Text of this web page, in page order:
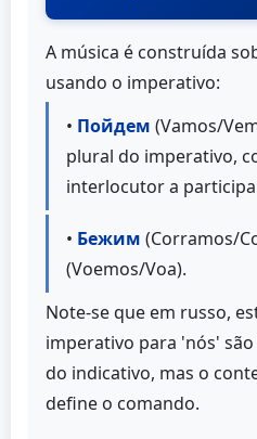
A música é construída
usando o imperativo:
• Пойдем (Vamos/
plural do imperativo,
interlocutor a
• Бежим (Corramos/
(Voemos/Voa).
Note-se que em russo,
imperativo para 'nós'
do indicativo, mas o
define o comando.